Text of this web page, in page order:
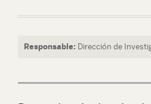
Responsable: Dirección de